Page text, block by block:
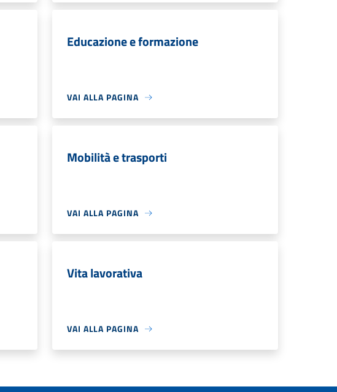
Educazione e formazione
VAI ALLA PAGINA
Mobilità e trasporti
VAI ALLA PAGINA
Vita lavorativa
VAI ALLA PAGINA